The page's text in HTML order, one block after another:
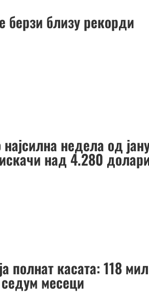
берзи близу рекорди
најсилна недела од
над 4.280
полнат касата: 118
месеци